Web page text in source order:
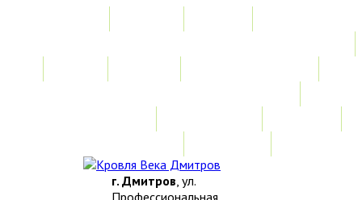
г. Дмитров, ул.
Профессиональная,